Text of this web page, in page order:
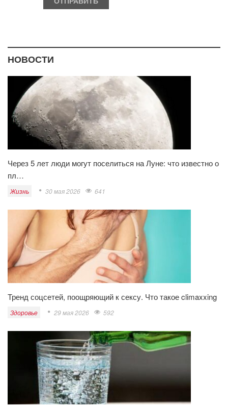
НОВОСТИ
Через 5 лет люди могут поселиться на Луне: что известно о
пл…
Жизнь 30 мая 2026 641
Тренд соцсетей, поощряющий к сексу. Что такое climaxxing
Здоровье 29 мая 2026 592